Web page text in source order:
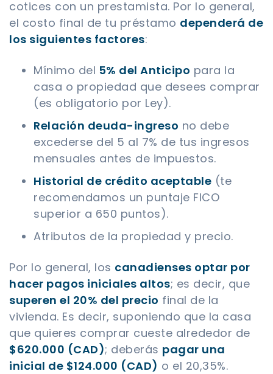
cotices con un prestamista. Por lo general,
el costo final de tu préstamo dependerá de
los siguientes factores:
Mínimo del 5% del Anticipo para la
casa o propiedad que desees comprar
(es obligatorio por Ley).
Relación deuda-ingreso no debe
excederse del 5 al 7% de tus ingresos
mensuales antes de impuestos.
Historial de crédito aceptable (te
recomendamos un puntaje FICO
superior a 650 puntos).
Atributos de la propiedad y precio.
Por lo general, los canadienses optar por
hacer pagos iniciales altos; es decir, que
superen el 20% del precio final de la
vivienda. Es decir, suponiendo que la casa
que quieres comprar cueste alrededor de
$620.000 (CAD); deberás pagar una
inicial de $124.000 (CAD) o el 20,35%.